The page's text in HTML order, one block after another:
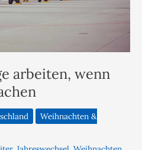
arbeiten, wenn
Weihnachten &